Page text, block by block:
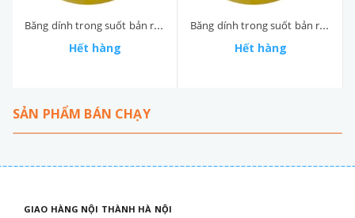
Băng dính trong suốt bản rộng 4.7cm đường kính 11cm
Hết hàng
Băng dính trong suốt bản rộng 4.7cm đường kính 12.5cm
Hết hàng
SẢN PHẨM BÁN CHẠY
GIAO HÀNG NỘI THÀNH HÀ NỘI